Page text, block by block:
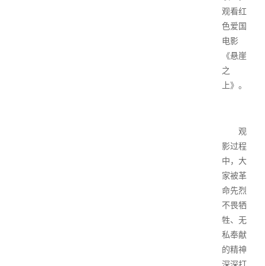
观看红
色爱国
电影
《悬崖
之
上》。
观
影过程
中，大
家被革
命先烈
不畏牺
牲、无
私奉献
的精神